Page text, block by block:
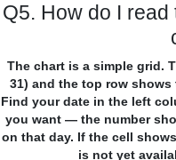
Q5. How do I
The chart is a simple grid.
31) and the top row shows
Find your date in the left
you want — the number
on that day. If the cell
is not yet